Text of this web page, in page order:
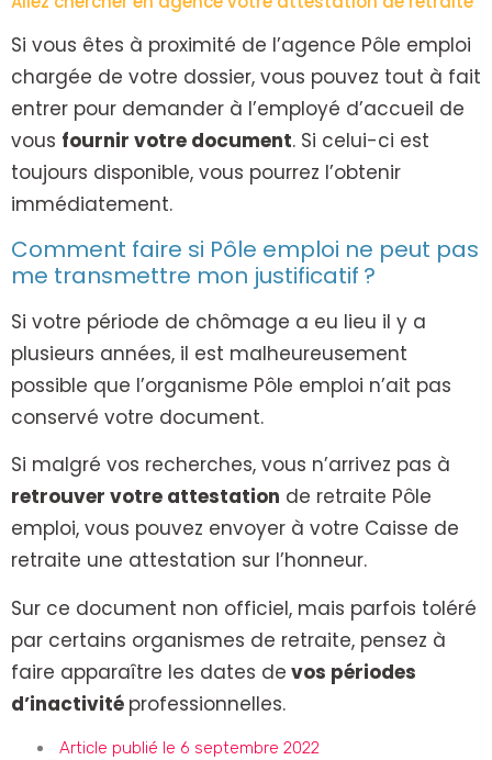
Si vous êtes à proximité de l’agence Pôle emploi
chargée de votre dossier, vous pouvez tout à fait
entrer pour demander à l’employé d’accueil de
vous fournir votre document. Si celui-ci est
toujours disponible, vous pourrez l’obtenir
immédiatement.
Comment faire si Pôle emploi ne peut pas
me transmettre mon justificatif ?
Si votre période de chômage a eu lieu il y a
plusieurs années, il est malheureusement
possible que l’organisme Pôle emploi n’ait pas
conservé votre document.
Si malgré vos recherches, vous n’arrivez pas à
retrouver votre attestation de retraite Pôle
emploi, vous pouvez envoyer à votre Caisse de
retraite une attestation sur l’honneur.
Sur ce document non officiel, mais parfois toléré
par certains organismes de retraite, pensez à
faire apparaître les dates de vos périodes
d’inactivité professionnelles.
Article publié le 6 septembre 2022